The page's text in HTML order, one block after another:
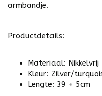
armbandje.
Productdetails:
Materiaal: Nikkelvrij
Kleur: Zilver/
Lengte: 39 + 5cm